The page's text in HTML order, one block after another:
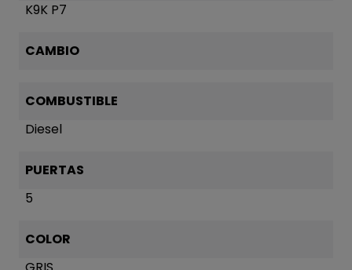
K9K P7
CAMBIO
COMBUSTIBLE
Diesel
PUERTAS
5
COLOR